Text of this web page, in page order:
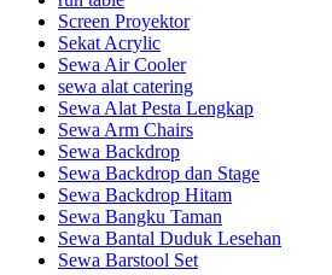
Screen Proyektor
Sekat Acrylic
Sewa Air Cooler
sewa alat catering
Sewa Alat Pesta Lengkap
Sewa Arm Chairs
Sewa Backdrop
Sewa Backdrop dan Stage
Sewa Backdrop Hitam
Sewa Bangku Taman
Sewa Bantal Duduk Lesehan
Sewa Barstool Set